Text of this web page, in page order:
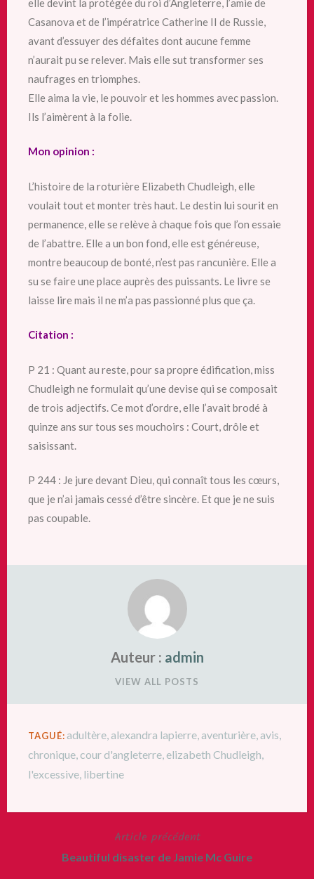
Casanova et de l’impératrice Catherine II de Russie,
avant d’essuyer des défaites dont aucune femme
n’aurait pu se relever. Mais elle sut transformer ses
naufrages en triomphes.
Elle aima la vie, le pouvoir et les hommes avec passion.
Ils l’aimèrent à la folie.
Mon opinion :
L’histoire de la roturière Elizabeth Chudleigh, elle
voulait tout et monter très haut. Le destin lui sourit en
permanence, elle se relève à chaque fois que l’on essaie
de l’abattre. Elle a un bon fond, elle est généreuse,
montre beaucoup de bonté, n’est pas rancunière. Elle a
su se faire une place auprès des puissants. Le livre se
laisse lire mais il ne m’a pas passionné plus que ça.
Citation :
P 21 : Quant au reste, pour sa propre édification, miss
Chudleigh ne formulait qu’une devise qui se composait
de trois adjectifs. Ce mot d’ordre, elle l’avait brodé à
quinze ans sur tous ses mouchoirs : Court, drôle et
saisissant.
P 244 : Je jure devant Dieu, qui connaît tous les cœurs,
que je n’ai jamais cessé d’être sincère. Et que je ne suis
pas coupable.
Auteur : admin
VIEW ALL POSTS
TAGUÉ: adultère ,alexandra lapierre ,aventurière ,avis
chronique cour d'angleterre elizabeth Chudleigh
l'excessive libertine
Article précédent
Beautiful disaster de Jamie Mc Guire